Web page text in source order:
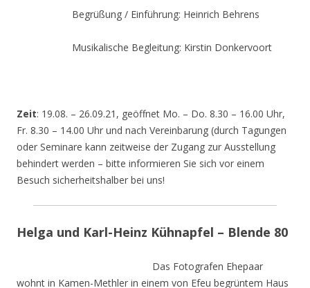
Begrüßung / Einführung: Heinrich Behrens
Musikalische Begleitung: Kirstin Donkervoort
Zeit: 19.08. – 26.09.21, geöffnet Mo. – Do. 8.30 – 16.00 Uhr,
Fr. 8.30 – 14.00 Uhr und nach Vereinbarung (durch Tagungen
oder Seminare kann zeitweise der Zugang zur Ausstellung
behindert werden – bitte informieren Sie sich vor einem
Besuch sicherheitshalber bei uns!
Helga und Karl-Heinz Kühnapfel – Blende 80
Das Fotografen Ehepaar
wohnt in Kamen-Methler in einem von Efeu begrüntem Haus